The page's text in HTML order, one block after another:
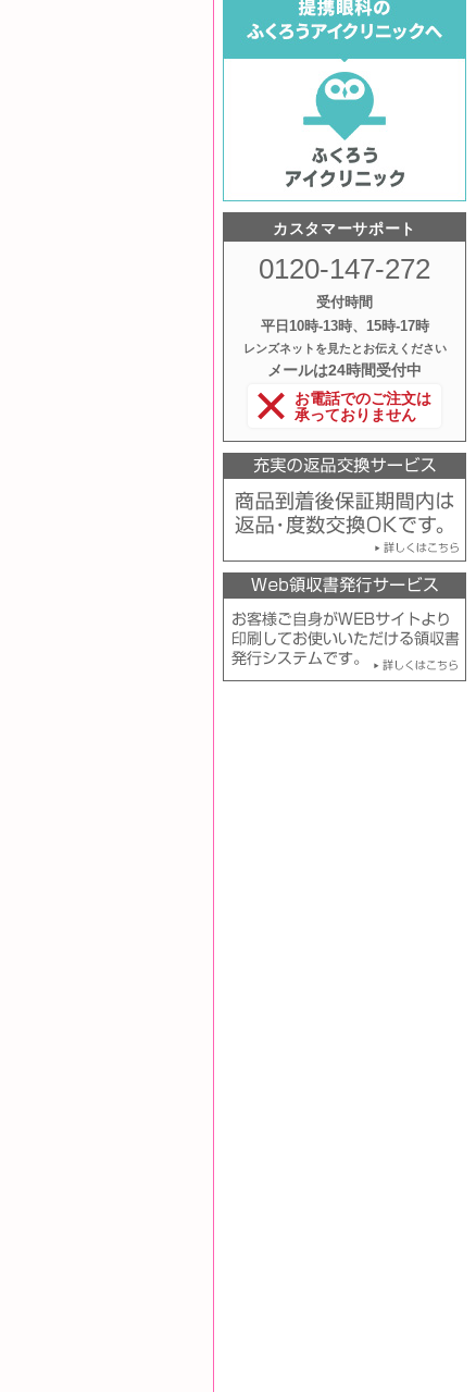
カスタマーサポート
0120-147-272
受付時間
平日10時‐13時、15時‐17時
レンズネットを見たとお伝えください
メールは24時間受付中
お電話でのご注文は
承っておりません